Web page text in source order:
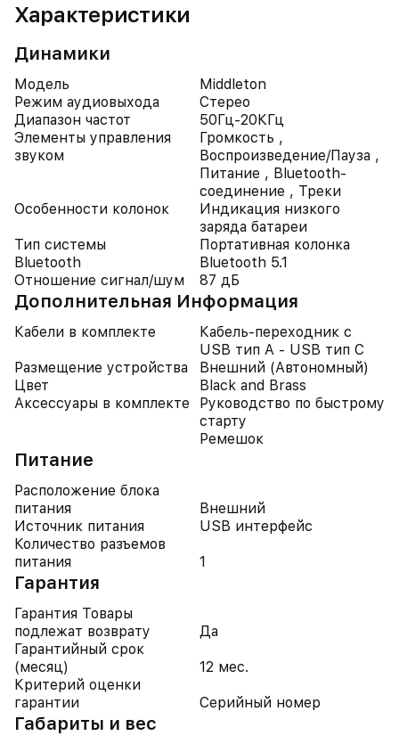
Характеристики
Динамики
Модель
Middleton
Режим аудиовыхода
Стерео
Диапазон частот
50Гц-20КГц
Элементы управления
звуком
Громкость ,
Воспроизведение/Пауза ,
Питание , Bluetooth-
соединение , Треки
Особенности колонок
Индикация низкого
заряда батареи
Тип системы
Портативная колонка
Bluetooth
Bluetooth 5.1
Отношение сигнал/шум
87 дБ
Дополнительная Информация
Кабели в комплекте
Кабель-переходник с
USB тип A - USB тип C
Размещение устройства
Внешний (Автономный)
Цвет
Black and Brass
Аксессуары в комплекте
Руководство по быстрому
старту
Ремешок
Питание
Расположение блока
питания
Внешний
Источник питания
USB интерфейс
Количество разъемов
питания
1
Гарантия
Гарантия Товары
подлежат возврату
Да
Гарантийный срок
(месяц)
12 мес.
Критерий оценки
гарантии
Серийный номер
Габариты и вес